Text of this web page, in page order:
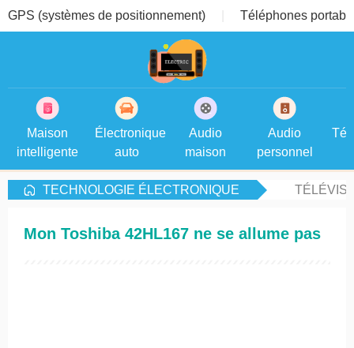
GPS (systèmes de positionnement) Téléphones
Maison
intelligente
Électronique
auto
Audio
maison
Audio
personnel
TECHNOLOGIE ÉLECTRONIQUE
Mon Toshiba 42HL167 ne se allume pas